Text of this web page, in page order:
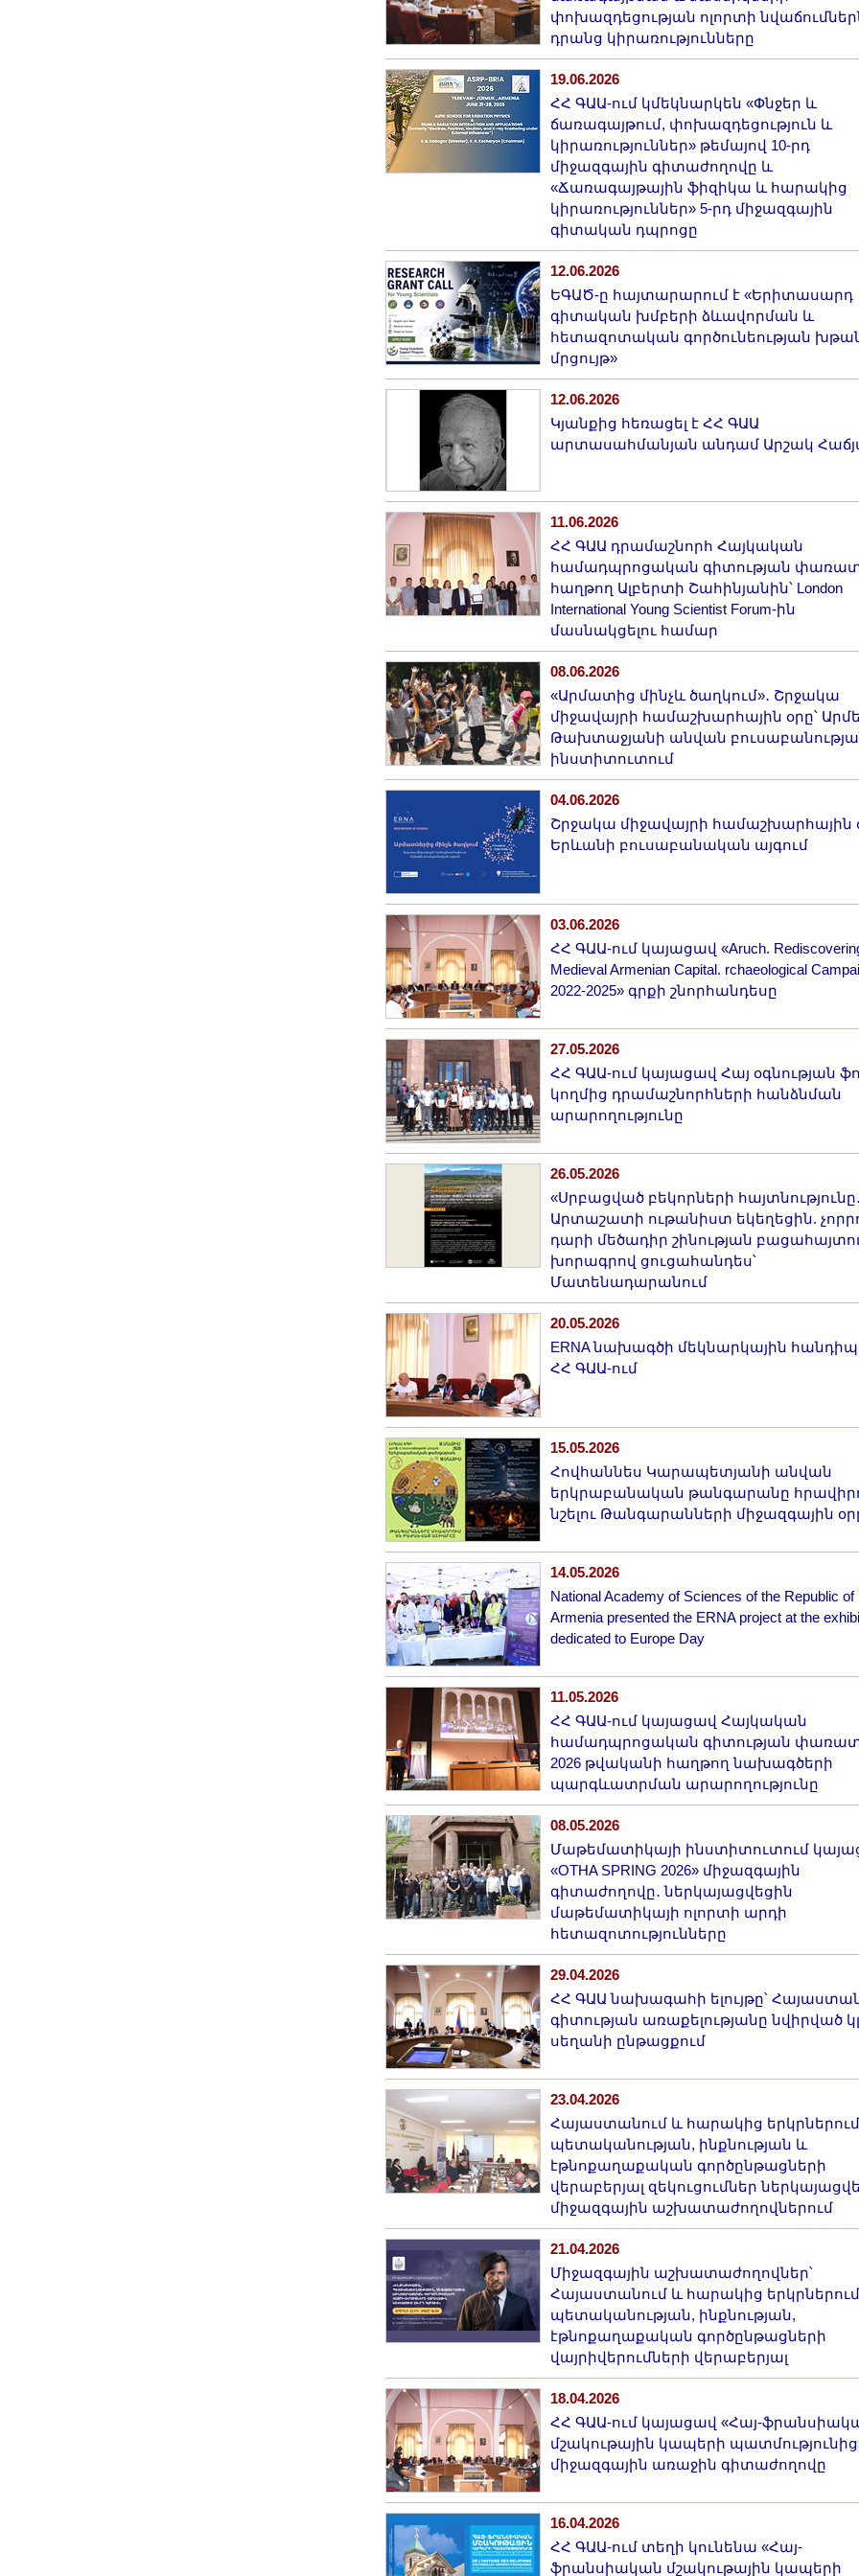
փոխազդեցության ոլորտի
դրանց կիրառությունները
19.06.2026
ՀՀ ԳԱԱ-ում կմեկնարկեն «Փնջեր և
ճառագայթում, փոխազդեցություն և
կիրառություններ» թեմայով 10-րդ
միջազգային գիտաժողովը և
«Ճառագայթային ֆիզիկա և հարակից
կիրառություններ» 5-րդ միջազգային
գիտական դպրոցը
12.06.2026
ԵԳԱԾ-ը հայտարարում է «Երիտասարդ
գիտական խմբերի ձևավորման և
հետազոտական գործունեության
մրցույթ»
12.06.2026
Կյանքից հեռացել է ՀՀ ԳԱԱ
արտասահմանյան անդամ Արշակ
11.06.2026
ՀՀ ԳԱԱ դրամաշնորհ Հայկական
համադպրոցական գիտության
հաղթող Ալբերտի Շահինյանին՝ London
International Young Scientist Forum-ին
մասնակցելու համար
08.06.2026
«Արմատից մինչև ծաղկում»․ Շրջակա
միջավայրի համաշխարհային օրը՝
Թախտաջյանի անվան
ինստիտուտում
04.06.2026
Շրջակա միջավայրի համաշխարհային
Երևանի բուսաբանական այգում
03.06.2026
ՀՀ ԳԱԱ-ում կայացավ «Aruch.
Medieval Armenian Capital. rchaeological
2022-2025» գրքի շնորհանդեսը
27.05.2026
ՀՀ ԳԱԱ-ում կայացավ Հայ օգնության
կողմից դրամաշնորհների հանձնման
արարողությունը
26.05.2026
«Սրբացված բեկորների հայտնությունը․
Արտաշատի ութանիստ եկեղեցին.
դարի մեծադիր շինության
խորագրով ցուցահանդես՝
Մատենադարանում
20.05.2026
ERNA նախագծի մեկնարկային
ՀՀ ԳԱԱ-ում
15.05.2026
Հովհաննես Կարապետյանի անվան
երկրաբանական թանգարանը
նշելու Թանգարանների միջազգային
14.05.2026
National Academy of Sciences of the Republic of
Armenia presented the ERNA project at the
dedicated to Europe Day
11.05.2026
ՀՀ ԳԱԱ-ում կայացավ Հայկական
համադպրոցական գիտության
2026 թվականի հաղթող նախագծերի
պարգևատրման արարողությունը
08.05.2026
Մաթեմատիկայի ինստիտուտում
«OTHA SPRING 2026» միջազգային
գիտաժողովը․ ներկայացվեցին
մաթեմատիկայի ոլորտի արդի
հետազոտությունները
29.04.2026
ՀՀ ԳԱԱ նախագահի ելույթը՝
գիտության առաքելությանը նվիրված
սեղանի ընթացքում
23.04.2026
Հայաստանում և հարակից երկրներում
պետականության, ինքնության և
էթնոքաղաքական գործընթացների
վերաբերյալ զեկուցումներ
միջազգային աշխատաժողովներում
21.04.2026
Միջազգային աշխատաժողովներ՝
Հայաստանում և հարակից երկրներում
պետականության, ինքնության,
էթնոքաղաքական գործընթացների
վայրիվերումների վերաբերյալ
18.04.2026
ՀՀ ԳԱԱ-ում կայացավ «Հայ-
մշակութային կապերի
միջազգային առաջին գիտաժողովը
16.04.2026
ՀՀ ԳԱԱ-ում տեղի կունենա «Հայ-
ֆրանսիական մշակութային կապերի